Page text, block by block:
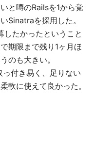
と噂のRailsを1から覚
Sinatraを採用した。
したかったということ
期限まで残り1ヶ月ほ
のも大きい。
付き易く、足りない
軟に使えて良かった。